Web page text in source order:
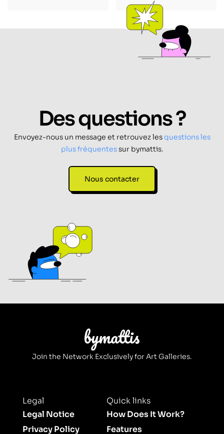
Des questions ?
Envoyez-nous un message et retrouvez lesquestions les
plus fréquentessur bymattis.
Nous contacter
Join the Network Exclusively for Art Galleries.
Legal
Legal Notice
Privacy Policy
Quick links
How Does It Work?
Features